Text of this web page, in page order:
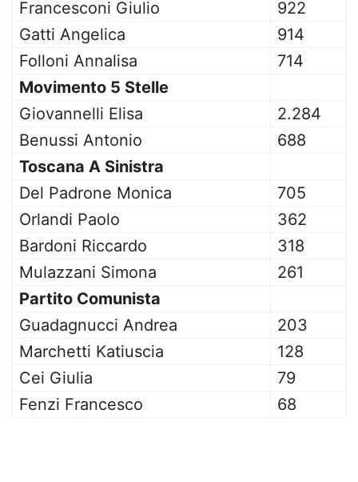
Francesconi Giulio
922
Gatti Angelica
914
Folloni Annalisa
714
Movimento 5 Stelle
Giovannelli Elisa
2.284
Benussi Antonio
688
Toscana A Sinistra
Del Padrone Monica
705
Orlandi Paolo
362
Bardoni Riccardo
318
Mulazzani Simona
261
Partito Comunista
Guadagnucci Andrea
203
Marchetti Katiuscia
128
Cei Giulia
79
Fenzi Francesco
68